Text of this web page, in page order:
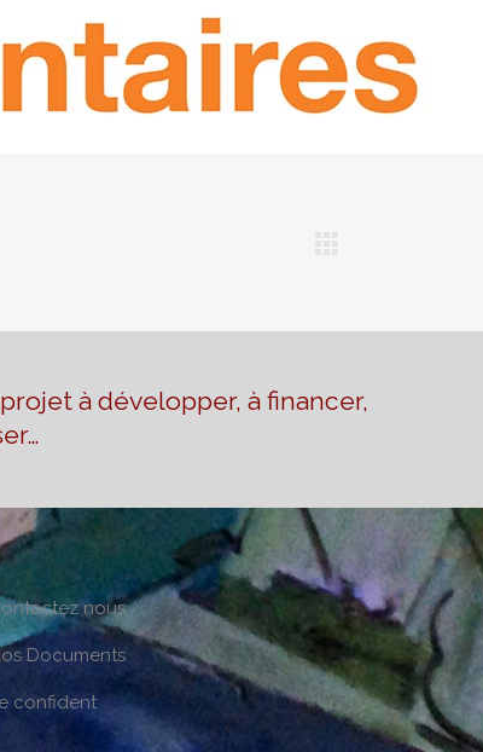
à développer, à financer,
nous
Documents
confident